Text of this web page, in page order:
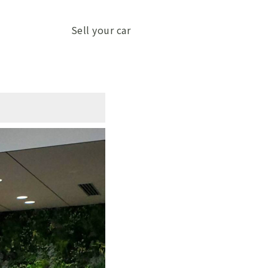
Sell your car